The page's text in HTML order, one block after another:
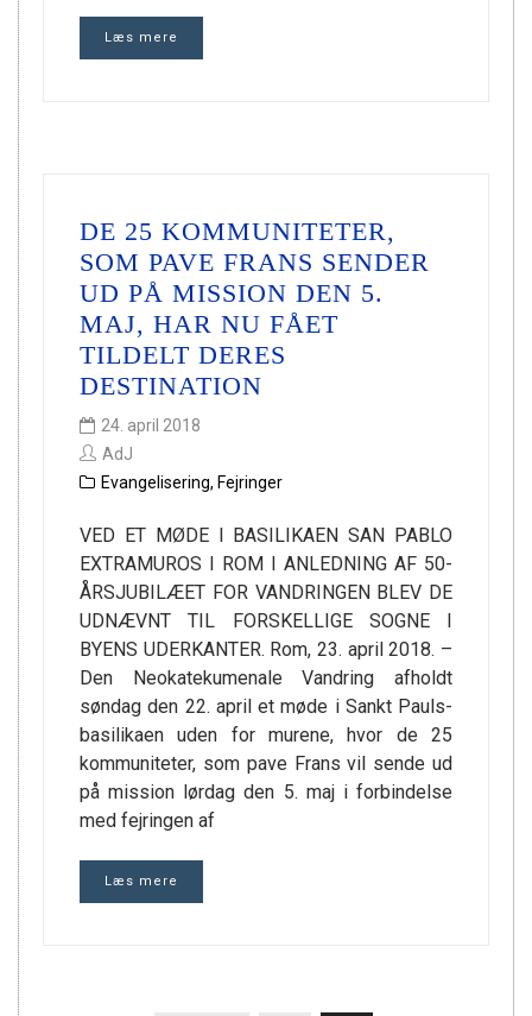
Læs mere
DE 25 KOMMUNITETER,
SOM PAVE FRANS SENDER
UD PÅ MISSION DEN 5.
MAJ, HAR NU FÅET
TILDELT DERES
DESTINATION
24. april 2018
AdJ
Evangelisering, Fejringer
VED ET MØDE I BASILIKAEN SAN PABLO
EXTRAMUROS I ROM I ANLEDNING AF 50-
ÅRSJUBILÆET FOR VANDRINGEN BLEV DE
UDNÆVNT TIL FORSKELLIGE SOGNE I
BYENS UDERKANTER. Rom, 23. april 2018. –
Den Neokatekumenale Vandring afholdt
søndag den 22. april et møde i Sankt Pauls-
basilikaen uden for murene, hvor de 25
kommuniteter, som pave Frans vil sende ud
på mission lørdag den 5. maj i forbindelse
med fejringen af
Læs mere